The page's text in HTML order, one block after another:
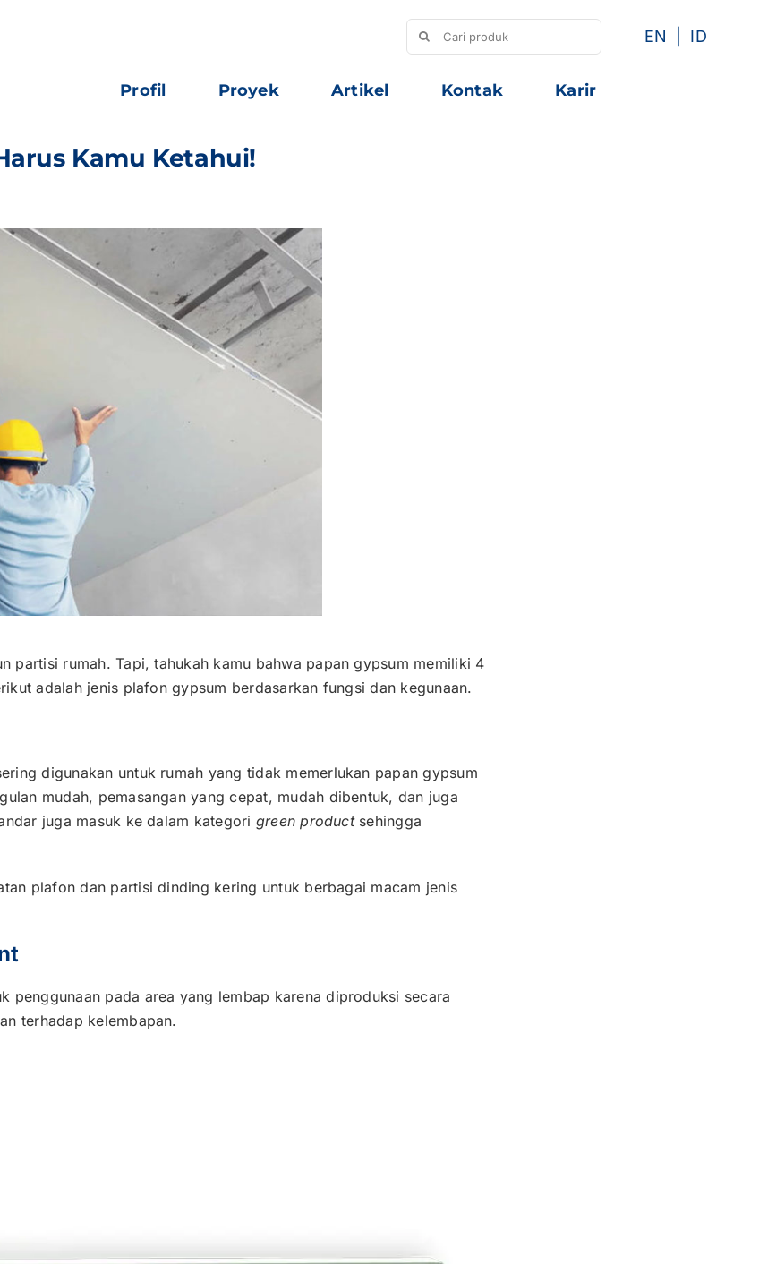
Search
for:
EN ID
Profil Proyek Artikel Kontak Karir
Kamu Ketahui!
partisi rumah. Tapi, tahukah kamu bahwa papan gypsum memiliki 4
adalah jenis plafon gypsum berdasarkan fungsi dan kegunaan.
digunakan untuk rumah yang tidak memerlukan papan gypsum
mudah, pemasangan yang cepat, mudah dibentuk, dan juga
juga masuk ke dalam kategori green productsehingga
plafon dan partisi dinding kering untuk berbagai macam jenis
penggunaan pada area yang lembap karena diproduksi secara
terhadap kelembapan.